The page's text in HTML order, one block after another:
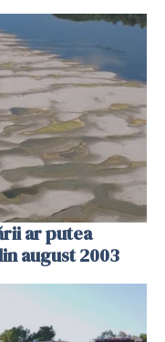
ar putea
august 2003